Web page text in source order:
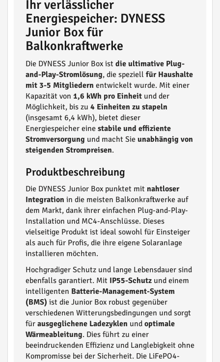
Ihr verlässlicher
Energiespeicher: DYNESS
Junior Box für
Balkonkraftwerke
Die DYNESS Junior Box ist die ultimative Plug-
and-Play-Stromlösung, die speziell für Haushalte
mit 3-5 Mitgliedern entwickelt wurde. Mit einer
Kapazität von 1,6 kWh pro Einheit und der
Möglichkeit, bis zu 4 Einheiten zu stapeln
(insgesamt 6,4 kWh), bietet dieser
Energiespeicher eine stabile und effiziente
Stromversorgung und macht Sie unabhängig von
steigenden Strompreisen.
Produktbeschreibung
Die DYNESS Junior Box punktet mit nahtloser
Integration in die meisten Balkonkraftwerke auf
dem Markt, dank ihrer einfachen Plug-and-Play-
Installation und MC4-Anschlüsse. Dieses
vielseitige Produkt ist ideal sowohl für Einsteiger
als auch für Profis, die ihre eigene Solaranlage
installieren möchten.
Hochgradiger Schutz und lange Lebensdauer sind
ebenfalls garantiert. Mit IP55-Schutz und einem
intelligenten Batterie-Management-System
(BMS) ist die Junior Box robust gegenüber
verschiedenen Witterungsbedingungen und sorgt
für ausgeglichene Ladezyklen und optimale
Wärmeableitung. Dies führt zu einer
beeindruckenden Effizienz und Langlebigkeit ohne
Kompromisse bei der Sicherheit. Die LiFePO4-